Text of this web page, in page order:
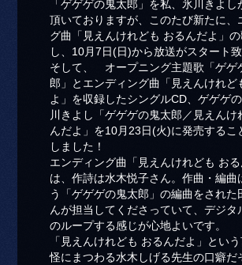
「ゲゲゲの鬼太郎」を私、氷川きよし
頂いておりますが、このたび新たに、
グ曲「見えんけれども おるんだよ」
し、10月7日(日)から放送がスタート致
そして、 オープニング主題歌「ゲゲ
郎」とエンディング曲「見えんけれど
よ」を収録したシングルCD、ゲゲゲ
川きよし「ゲゲゲの鬼太郎／見えんけ
んだよ」を10月23日(火)に発売するこ
しました！
エンディング曲「見えんけれども おる
は、作詩は水木悦子さん。作曲・編曲
う「ゲゲゲの鬼太郎」の編曲をされた
んが担当してくださっていて、デジタ
のループする感じが心地よいです。
「見えんけれども おるんだよ」とい
怪にまつわる水木しげる先生の口癖だ